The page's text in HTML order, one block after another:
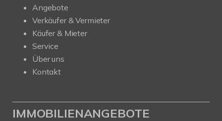
Angebote
Verkäufer & Vermieter
Käufer & Mieter
Service
Über uns
Kontakt
IMMOBILIENANGEBOTE